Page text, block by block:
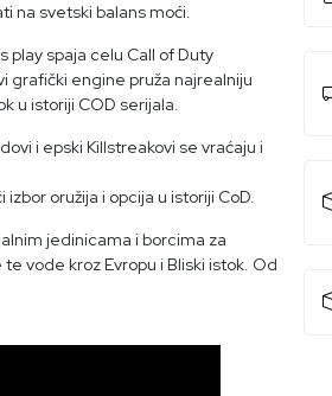
na svetski balans moći.
play spaja celu Call of Duty
grafički engine pruža najrealniju
u istoriji COD serijala.
i epski Killstreakovi se vraćaju i
oružija i opcija u istoriji CoD.
jedinicama i borcima za
vode kroz Evropu i Bliski istok. Od